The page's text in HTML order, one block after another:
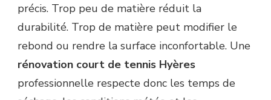
précis. Trop peu de matière réduit la
durabilité. Trop de matière peut modifier le
rebond ou rendre la surface inconfortable. Une
rénovation court de tennis Hyères
professionnelle respecte donc les temps de